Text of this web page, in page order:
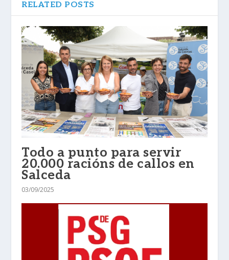
RELATED POSTS
Todo a punto para servir
20.000 racións de callos en
Salceda
03/09/2025